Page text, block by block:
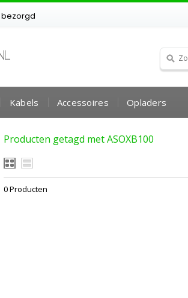
bezorgd
Kabels Accessoires Opladers
Producten getagd met ASOXB100
0 Producten